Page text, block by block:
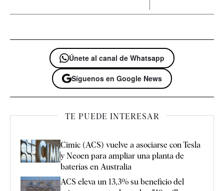
Únete al canal de Whatsapp
Síguenos en Google News
TE PUEDE INTERESAR
Cimic (ACS) vuelve a asociarse con Tesla
y Neoen para ampliar una planta de
baterías en Australia
ACS eleva un 13,3% su beneficio del